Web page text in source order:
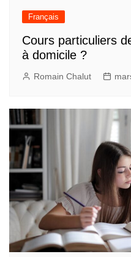
Français
Cours particuliers
à domicile ?
Romain Chalut